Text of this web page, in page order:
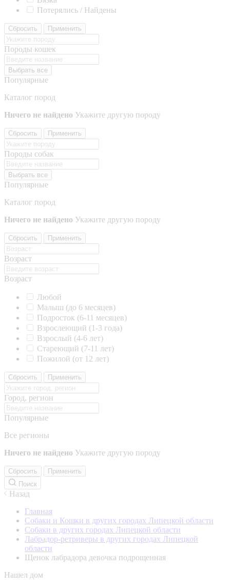
Потерялись / Найдены
Сбросить Применить
Породы кошек
Выбрать все
Популярные
Каталог пород
Ничего не найдено Укажите другую породу
Сбросить Применить
Породы собак
Выбрать все
Популярные
Каталог пород
Ничего не найдено Укажите другую породу
Сбросить Применить
Возраст
Возраст
Любой
Малыш (до 6 месяцев)
Подросток (6-11 месяцев)
Взрослеющий (1-3 года)
Взрослый (4-6 лет)
Стареющий (7-11 лет)
Пожилой (от 12 лет)
Сбросить Применить
Город, регион
Популярные
Все регионы
Ничего не найдено Укажите другую породу
Сбросить
Применить
Поиск
Назад
Главная
Собаки и Кошки в других городах Липецкой области
Собаки в других городах Липецкой области
Лабрадор-ретриверы в других городах Липецкой
области
Щенок лабрадора девочка подрощенная
Нашел дом